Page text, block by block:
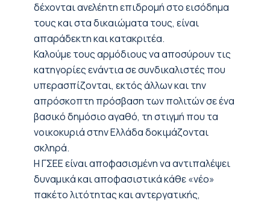
δέχονται ανελέητη επιδρομή στο εισόδημα
τους και στα δικαιώματα τους, είναι
απαράδεκτη και κατακριτέα.
Καλούμε τους αρμόδιους να αποσύρουν τις
κατηγορίες ενάντια σε συνδικαλιστές που
υπερασπίζονται, εκτός άλλων και την
απρόσκοπτη πρόσβαση των πολιτών σε ένα
βασικό δημόσιο αγαθό, τη στιγμή που τα
νοικοκυριά στην Ελλάδα δοκιμάζονται
σκληρά.
Η ΓΣΕΕ είναι αποφασισμένη να αντιπαλέψει
δυναμικά και αποφασιστικά κάθε «νέο»
πακέτο λιτότητας και αντεργατικής,